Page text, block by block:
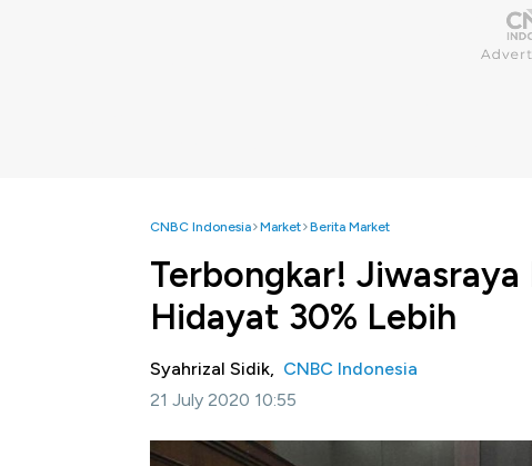
CNBC Indonesia Market Berita Market
Terbongkar!
Hidayat 30% Lebih
Syahrizal Sidik, CNBC Indonesia
21 July 2020 10:55